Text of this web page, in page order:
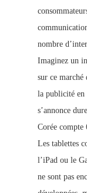
nombre
Imaginez un
sur ce marché
la publicité
s’annonce
Corée compte
Les tablettes
l’iPad ou le
ne sont pas